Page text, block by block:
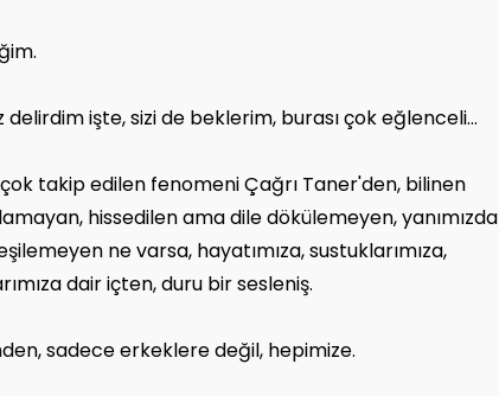
işte, sizi de beklerim, burası çok eğlenceli...
takip edilen fenomeni Çağrı Taner'den, bilinen
hissedilen ama dile dökülemeyen, yanımızda
ne varsa, hayatımıza, sustuklarımıza,
dair içten, duru bir sesleniş.
sadece erkeklere değil, hepimize.